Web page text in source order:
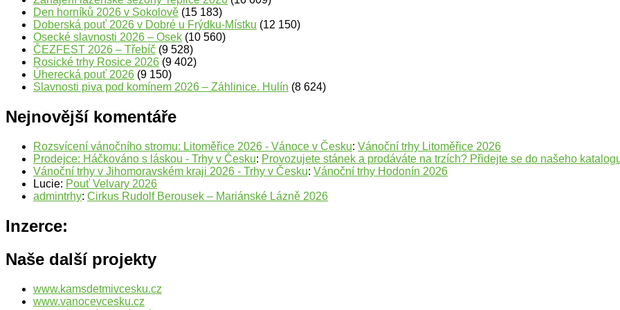
Den horníků 2026 v Sokolově (15 183)
Doberská pouť 2026 v Dobré u Frýdku-Místku (12 150)
Osecké slavnosti 2026 – Osek (10 560)
ČEZFEST 2026 – Třebíč (9 528)
Rosické trhy Rosice 2026 (9 402)
Úherecká pouť 2026 (9 150)
Slavnosti piva pod komínem 2026 – Záhlinice. Hulín (8 624)
Nejnovější komentáře
Rozsvícení vánočního stromu: Litoměřice 2026 - Vánoce v Česku: Vánoční trhy Litoměřice 2026
Prodejce: Háčkováno s láskou - Trhy v Česku: Provozujete stánek a prodáváte na trzích? Přidejte se do našeho
Vánoční trhy v Jihomoravském kraji 2026 - Trhy v Česku: Vánoční trhy Hodonín 2026
Lucie: Pouť Velvary 2026
admintrhy: Cirkus Rudolf Berousek – Mariánské Lázně 2026
Inzerce:
Naše další projekty
www.kamsdetmivcesku.cz
www.vanocevcesku.cz